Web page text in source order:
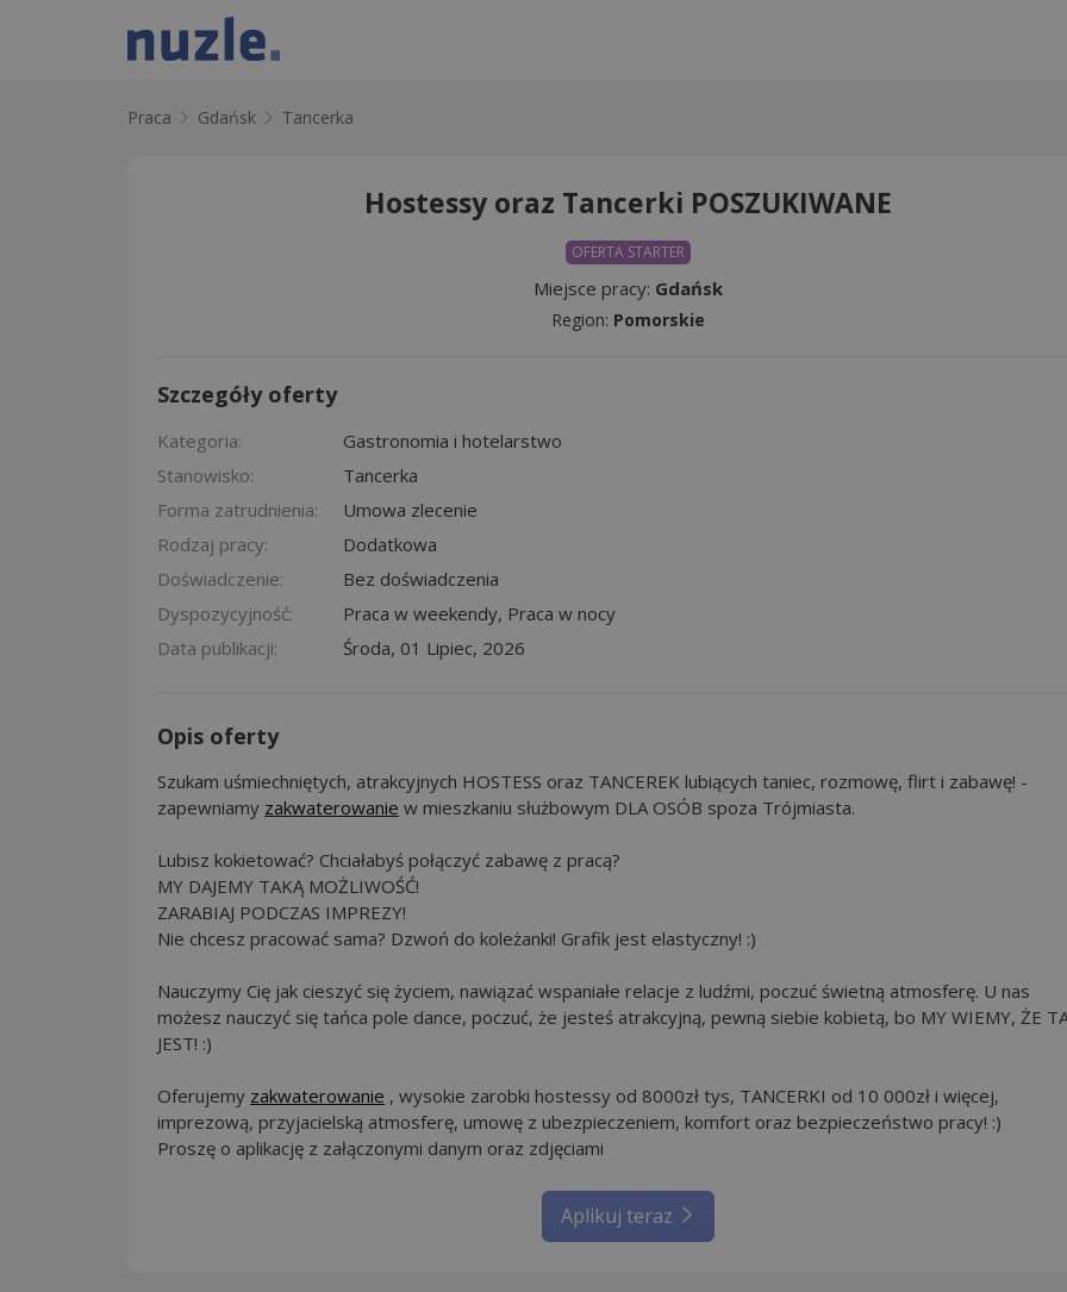
Praca Gdańsk Tancerka
Hostessy oraz Tancerki POSZUKIWANE
OFERTA STARTER
Miejsce pracy: Gdańsk
Region: Pomorskie
Szczegóły oferty
Kategoria:
Gastronomia i hotelarstwo
Stanowisko:
Tancerka
Forma zatrudnienia:
Umowa zlecenie
Rodzaj pracy:
Dodatkowa
Doświadczenie:
Bez doświadczenia
Dyspozycyjność:
Praca w weekendy, Praca w nocy
Data publikacji:
Środa, 01 Lipiec, 2026
Opis oferty
Szukam uśmiechniętych, atrakcyjnych HOSTESS oraz TANCEREK lubiących taniec, rozmowę, flirt i zabawę! -
zapewniamy zakwaterowanie w mieszkaniu służbowym DLA OSÓB spoza Trójmiasta.
Lubisz kokietować? Chciałabyś połączyć zabawę z pracą?
MY DAJEMY TAKĄ MOŻLIWOŚĆ!
ZARABIAJ PODCZAS IMPREZY!
Nie chcesz pracować sama? Dzwoń do koleżanki! Grafik jest elastyczny! :)
Nauczymy Cię jak cieszyć się życiem, nawiązać wspaniałe relacje z ludźmi, poczuć świetną atmosferę. U nas
możesz nauczyć się tańca pole dance, poczuć, że jesteś atrakcyjną, pewną siebie kobietą, bo MY WIEMY, ŻE
JEST! :)
Oferujemy zakwaterowanie , wysokie zarobki hostessy od 8000zł tys, TANCERKI od 10 000zł i więcej,
imprezową, przyjacielską atmosferę, umowę z ubezpieczeniem, komfort oraz bezpieczeństwo pracy! :)
Proszę o aplikację z załączonymi danym oraz zdjęciami
Aplikuj teraz